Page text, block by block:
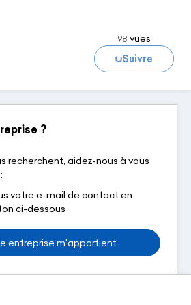
98 vues
Chargement...
Suivre
?
recherchent, aidez-nous à vous
votre e-mail de contact en
ci-dessous
entreprise m'appartient